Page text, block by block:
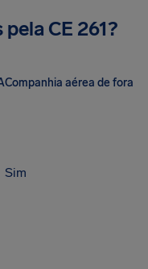
CE 261?
Companhia aérea de fora
Sim